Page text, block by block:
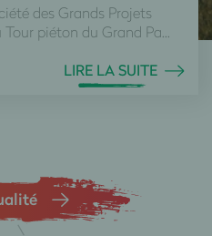
des Grands Projets
piéton du Grand Pa...
LIRE LA SUITE